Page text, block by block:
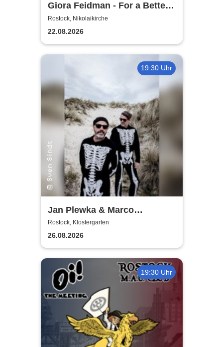
Giora Feidman - For a Better
World
Rostock, Nikolaikirche
22.08.2026
19:30 Uhr
Jan Plewka & Marco
Schmedtje - Between the
Lights
Rostock, Klostergarten
26.08.2026
19:30 Uhr